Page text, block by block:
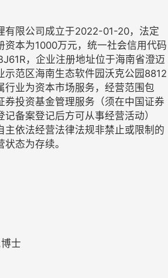
有限公司成立于2022-01-20，法定
资本为1000万元，统一社会信用代码
，企业注册地址位于海南省澄迈
示范区海南生态软件园沃克公园8812
业为资本市场服务，经营范围包
券投资基金管理服务（须在中国证券
备案登记后方可从事经营活动）
主依法经营法律法规非禁止或限制的
态为存续。
士